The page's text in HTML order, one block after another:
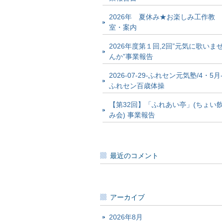
2026年 夏休み★お楽しみ工作教
室・案内
2026年度第１回,2回”元気に歌いま
んか”事業報告
2026-07-29-ふれセン元気塾/4・5月-
ふれセン百歳体操
【第32回】「ふれあい亭」(ちょい
み会) 事業報告
最近のコメント
アーカイブ
2026年8月